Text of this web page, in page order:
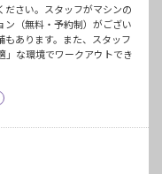
ださい。スタッフがマシンの
（無料・予約制）がござい
あります。また、スタッフ
」な環境でワークアウトでき